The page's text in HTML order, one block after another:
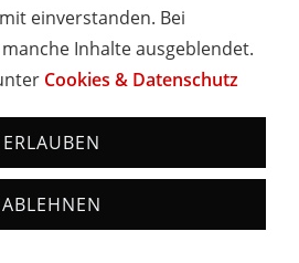
Elsass empfehlen.
A5:Abfahrt `Freiburg Mitte
vorbei in Richtung
Ausfahrt nach dem
in Richtung Todtnau. Nach
einverstanden. Bei
Inhalte ausgeblendet.
Cookies & Datenschutz
ERLAUBEN
ABLEHNEN